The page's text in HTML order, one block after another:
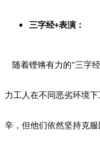
三字经+表演：
随着铿锵有力的“三字
力 工人在不同恶劣环境
辛，但他们依然坚持克服